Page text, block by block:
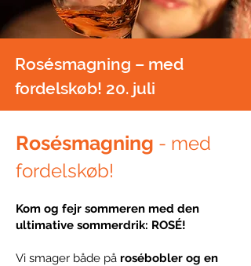
Rosésmagning – med
fordelskøb! 20. juli
Rosésmagning - med
fordelskøb!
Kom og fejr sommeren med den
ultimative sommerdrik: ROSÉ!
Vi smager både på rosébobler og en